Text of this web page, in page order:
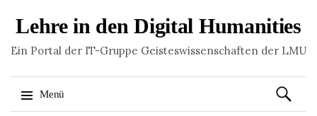
Lehre in den Digital Humanities
Ein Portal der IT-Gruppe Geisteswissenschaften der LMU
Menü
Suchen
nach: